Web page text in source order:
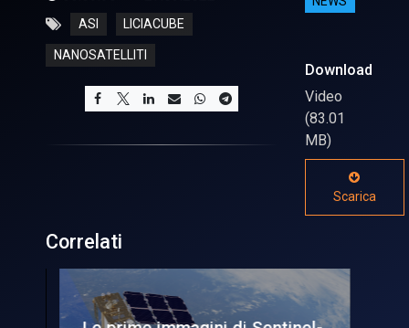
ASI LICIACUBE
NANOSATELLITI
Download
Video
(83.01
MB)
Scarica
Correlati